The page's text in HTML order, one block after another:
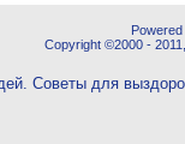
Copyright ©2000 -
Советы для